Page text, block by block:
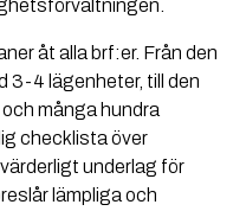
åt alla brf:er. Från den
3-4 lägenheter, till den
många hundra
checklista över
underlag för
lämpliga och